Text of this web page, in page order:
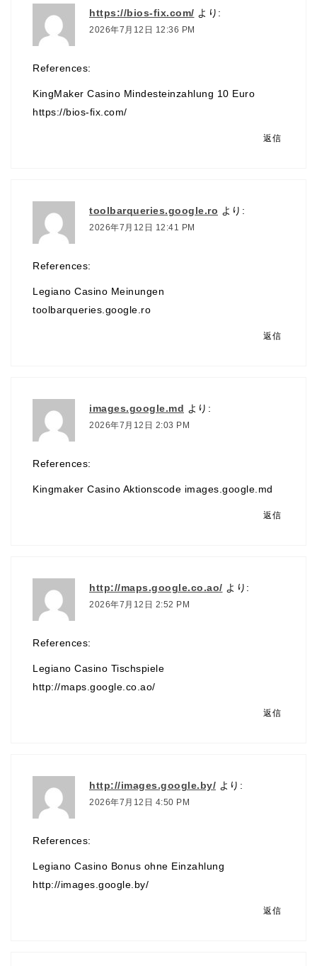
https://bios-fix.com/ より:
2026年7月12日 12:36 PM
References:
KingMaker Casino Mindesteinzahlung 10 Euro
https://bios-fix.com/
返信
toolbarqueries.google.ro より:
2026年7月12日 12:41 PM
References:
Legiano Casino Meinungen
toolbarqueries.google.ro
返信
images.google.md より:
2026年7月12日 2:03 PM
References:
Kingmaker Casino Aktionscode images.google.md
返信
http://maps.google.co.ao/ より:
2026年7月12日 2:52 PM
References:
Legiano Casino Tischspiele
http://maps.google.co.ao/
返信
http://images.google.by/ より:
2026年7月12日 4:50 PM
References:
Legiano Casino Bonus ohne Einzahlung
http://images.google.by/
返信